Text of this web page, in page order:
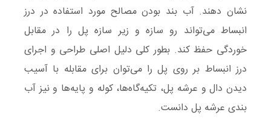
نشان دهند. آب‌ بند بودن مصالح مورد استفاده در درز
انبساط می‌تواند رو سازه و زیر سازه پل را در مقابل
خوردگی حفظ کند. بطور کلی دلیل اصلی طراحی و اجرای
درز انبساط بر روی پل را می‌توان برای مقابله با آسیب
دیدن دال و عرشه پل، تکیه‌گاه‌ها، کوله و پایه‌ها و نیز آب
بندی عرشه پل دانست.